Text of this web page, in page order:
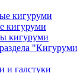
кигуруми
кигуруми
кигуруми
и галстуки